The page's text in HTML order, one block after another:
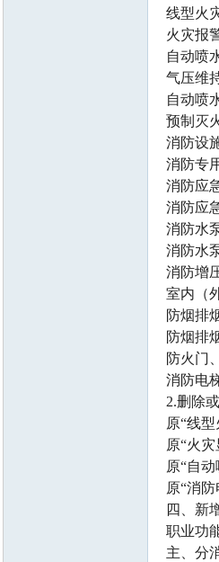
线型火
火灾报
自动喷
气压维
自动喷
预制灭
消防设
消防专
消防应
消防应
消防水
消防水
消防增
室内（
防烟排
防烟排
防火门
消防电
2.删除
原“线
原“火
原“自
原“消
四、新
职业功
主、分